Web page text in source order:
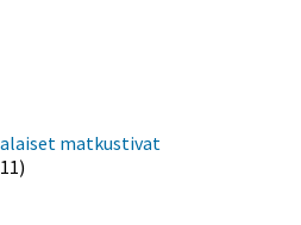
matkustivat